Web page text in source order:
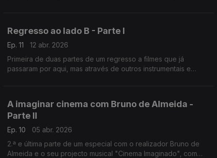
Regresso ao lado B - Parte I
Ep. 11
12 abr. 2026
Primeira de duas partes de um regresso a filmes que já
passaram por aqui, mas através de outros instrumentais e
A imaginar cinema com Bruno de Almeida -
Parte II
Ep. 10
05 abr. 2026
2.ª e última parte de um especial com o realizador Bruno de
Almeida e o seu projecto musical "Cinema Imaginado", com